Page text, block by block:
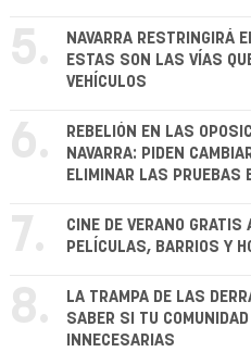
5.
NAVARRA RESTRINGIRÁ
ESTAS SON LAS VÍAS
VEHÍCULOS
6.
REBELIÓN EN LAS
NAVARRA: PIDEN
ELIMINAR LAS PRUEBAS
7.
CINE DE VERANO
PELÍCULAS, BARRIOS Y
8.
LA TRAMPA DE LAS
SABER SI TU
INNECESARIAS